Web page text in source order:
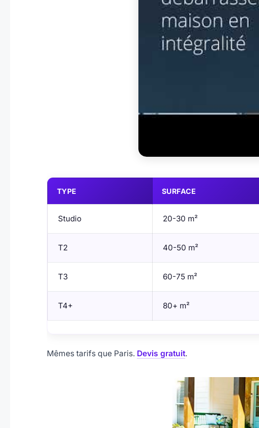
TYPE SURFACE
Studio 20-30 m²
T2 40-50 m²
T3 60-75 m²
T4+ 80+ m²
Mêmes tarifs que Paris. Devis gratuit.